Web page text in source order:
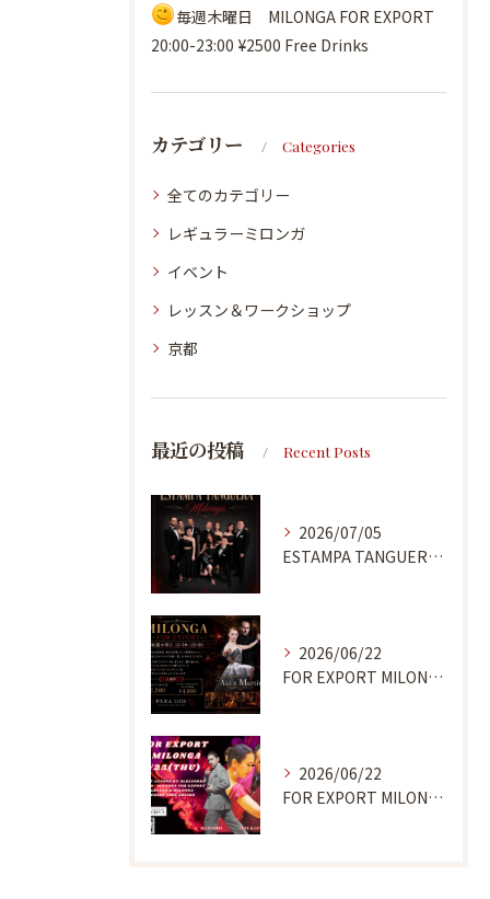
毎週木曜日 MILONGA FOR EXPORT
20:00-23:00 ¥2500 Free Drinks
カテゴリー Categories
全てのカテゴリー
レギュラーミロンガ
イベント
レッスン＆ワークショップ
京都
最近の投稿 Recent Posts
2026/07/05
ESTAMPA TANGUERA MILONGA
2026/06/22
FOR EXPORT MILONGA 7/9
2026/06/22
FOR EXPORT MILONGA 6/25